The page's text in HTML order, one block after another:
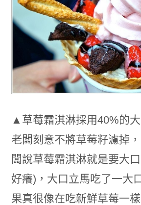
▲草莓霜淇淋採用40%的大
老闆刻意不將草莓籽濾掉
闆說草莓霜淇淋就是要大
好癢)，大口立馬吃了一大
果真很像在吃新鮮草莓一